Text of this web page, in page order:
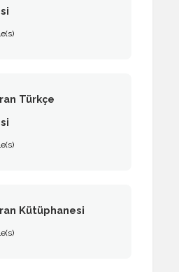
Türkçe
Kütüphanesi